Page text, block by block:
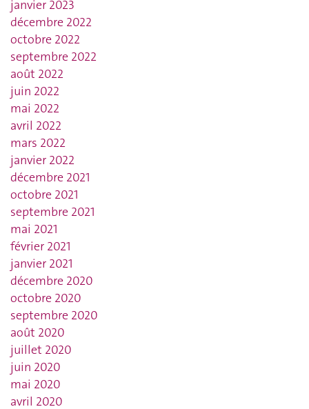
janvier 2023
décembre 2022
octobre 2022
septembre 2022
août 2022
juin 2022
mai 2022
avril 2022
mars 2022
janvier 2022
décembre 2021
octobre 2021
septembre 2021
mai 2021
février 2021
janvier 2021
décembre 2020
octobre 2020
septembre 2020
août 2020
juillet 2020
juin 2020
mai 2020
avril 2020